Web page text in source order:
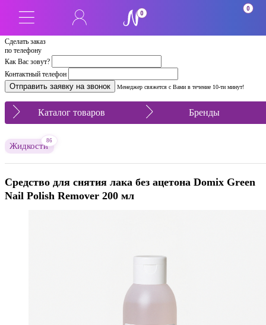
Сделать заказ
по телефону
Как Вас зовут?
Контактный телефон
Менеджер свяжется с Вами в течение 10-ти минут!
0
0
Каталог товаров Бренды
Жидкости
86
Средство для снятия лака без ацетона Domix Green
Nail Polish Remover 200 мл